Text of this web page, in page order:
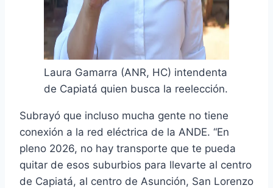
Laura Gamarra (ANR, HC) intendenta
de Capiatá quien busca la reelección.
Subrayó que incluso mucha gente no tiene
conexión a la red eléctrica de la ANDE. “En
pleno 2026, no hay transporte que te pueda
quitar de esos suburbios para llevarte al centro
de Capiatá, al centro de Asunción, San Lorenzo